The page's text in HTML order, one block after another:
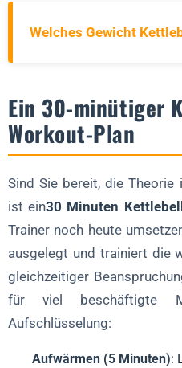
Welches Gewicht
Ein 30-minütiger
Workout-Plan
Sind Sie bereit, die Theorie
ist ein30 Minuten
Trainer noch heute
ausgelegt und trainiert die
gleichzeitiger
für viel beschäftigte
Aufschlüsselung:
Aufwärmen (5 Minuten):